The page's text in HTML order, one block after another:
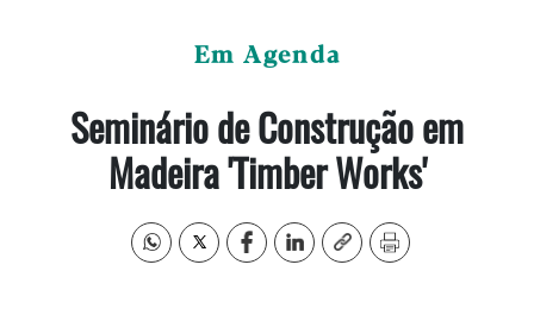
Em Agenda
Seminário de Construção em
Madeira 'Timber Works'